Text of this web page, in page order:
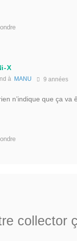
X
à MANU 9 années
n’indique que ça
collector